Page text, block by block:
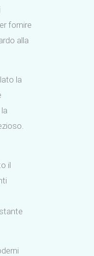
fornire
alla
la
il